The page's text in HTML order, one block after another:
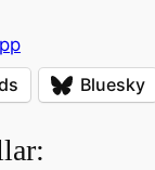
Bluesky